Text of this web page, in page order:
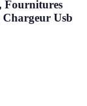
Fournitures
Chargeur Usb